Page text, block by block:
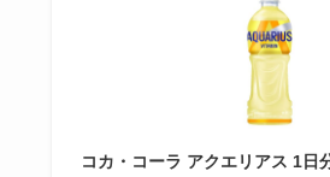
コカ・コーラ アクエリアス 1日